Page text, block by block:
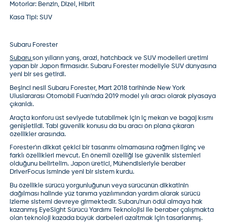
Motorlar: Benzin, Dizel, Hibrit
Kasa Tipi: SUV
Subaru Forester
Subaruson yılların yarış, arazi, hatchback ve SUV modelleri üretimi
yapan bir Japon firmasıdır. Subaru Forester modeliyle SUV dünyasına
yeni bir ses getirdi.
Beşinci nesilSubaru Forester, Mart 2018 tarihinde New York
Uluslararası Otomobil Fuarı'nda 2019 model yılı aracı olarak piyasaya
çıkarıldı.
Araçta konforu üst seviyede tutabilmek için iç mekan ve bagaj kısmı
genişletildi. Tabi güvenlik konusu da bu aracı ön plana çıkaran
özellikler arasında.
Forester'ın dikkat çekici bir tasarımı olmamasına rağmen ilginç ve
farklı özellikleri mevcut. En önemli özelliği ise güvenlik sistemleri
olduğunu belirtelim. Japon üretici, Mühendisleriyle beraber
DriverFocus isminde yeni bir sistem kurdu.
Bu özellikle sürücü yorgunluğunun veya sürücünün dikkatinin
dağılması halinde yüz tanıma yazılımından yardım alarak sürücü
izleme sistemi devreye girmektedir. Subaru'nun ödül almaya hak
kazanmış EyeSight Sürücü Yardımı Teknolojisi ile beraber çalışmakta
olan teknoloji kazada büyük darbeleri azaltmak için tasarlanmış.